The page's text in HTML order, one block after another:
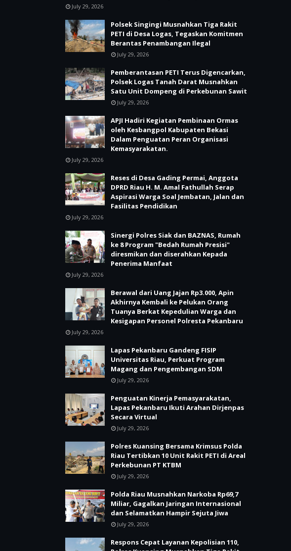
July 29, 2026
Polsek Singingi Musnahkan Tiga Rakit
PETI di Desa Logas, Tegaskan Komitmen
Berantas Penambangan Ilegal
July 29, 2026
Pemberantasan PETI Terus Digencarkan,
Polsek Logas Tanah Darat Musnahkan
Satu Unit Dompeng di Perkebunan Sawit
July 29, 2026
APJI Hadiri Kegiatan Pembinaan Ormas
oleh Kesbangpol Kabupaten Bekasi
Dalam Penguatan Peran Organisasi
Kemasyarakatan.
July 29, 2026
Reses di Desa Gading Permai, Anggota
DPRD Riau H. M. Amal Fathullah Serap
Aspirasi Warga Soal Jembatan, Jalan dan
Fasilitas Pendidikan
July 29, 2026
Sinergi Polres Siak dan BAZNAS, Rumah
ke 8 Program "Bedah Rumah Presisi"
diresmikan dan diserahkan Kepada
Penerima Manfaat
July 29, 2026
Berawal dari Uang Jajan Rp3.000, Apin
Akhirnya Kembali ke Pelukan Orang
Tuanya Berkat Kepedulian Warga dan
Kesigapan Personel Polresta Pekanbaru
July 29, 2026
Lapas Pekanbaru Gandeng FISIP
Universitas Riau, Perkuat Program
Magang dan Pengembangan SDM
July 29, 2026
Penguatan Kinerja Pemasyarakatan,
Lapas Pekanbaru Ikuti Arahan Dirjenpas
Secara Virtual
July 29, 2026
Polres Kuansing Bersama Krimsus Polda
Riau Tertibkan 10 Unit Rakit PETI di Areal
Perkebunan PT KTBM
July 29, 2026
Polda Riau Musnahkan Narkoba Rp69,7
Miliar, Gagalkan Jaringan Internasional
dan Selamatkan Hampir Sejuta Jiwa
July 29, 2026
Respons Cepat Layanan Kepolisian 110,